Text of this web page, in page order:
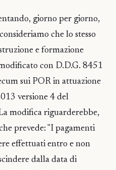
giorno per giorno,
che lo stesso
e formazione
con D.D.G. 8451
sui POR in attuazione
versione 4 del
modifica riguarderebbe,
prevede: "I pagamenti
effettuati entro e non
dalla data di